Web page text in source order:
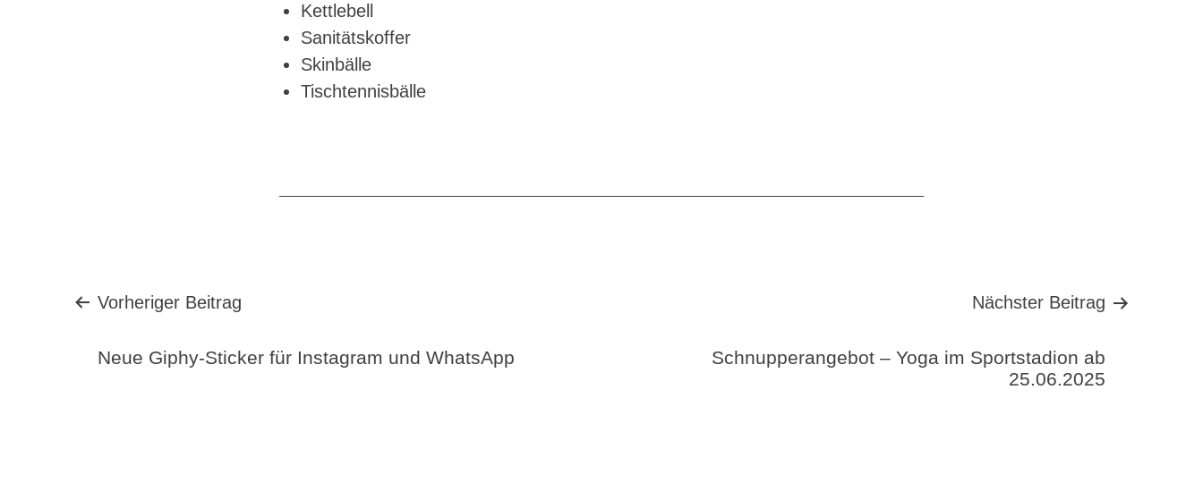
Kettlebell
Sanitätskoffer
Skinbälle
Tischtennisbälle
Beitragsnavigation
Vorheriger Beitrag
Neue Giphy-Sticker für Instagram und WhatsApp
Nächster Beitrag
Schnupperangebot – Yoga im Sportstadion ab
25.06.2025